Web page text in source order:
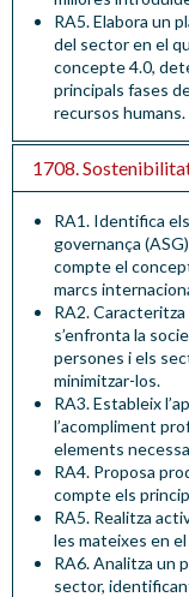
RA5. Elabora un
del sector en el
concepte 4.0,
principals fases
recursos humans.
1708.
RA1. Identifica
governança
compte el
marcs
RA2.
s’enfronta la
persones i els
minimitzar-los.
RA3. Estableix
l’acompliment
elements
RA4. Proposa
compte els
RA5. Realitza
les mateixes en
RA6. Analitza un
sector,